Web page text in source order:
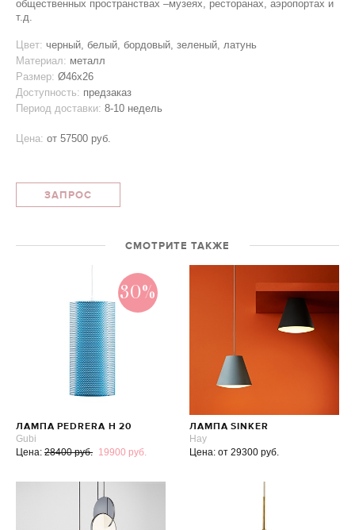
общественных пространствах –музеях, ресторанах, аэропортах и
т.д.
Цвет: черный, белый, бордовый, зеленый, латунь
Материал: металл
Размер: Ø46x26
Доступность: предзаказ
Период доставки: 8-10 недель
Цена: от 57500 руб.
ЗАПРОС
СМОТРИТЕ ТАКЖЕ
30%
ЛАМПА PEDRERA H 20
Gubi
Цена: 28400 руб. 19900 руб.
ЛАМПА SINKER
Hay
Цена: от 29300 руб.